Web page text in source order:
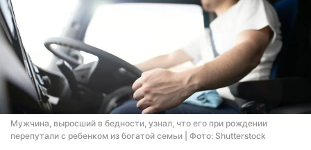
Мужчина, выросший в бедности, узнал, что его при рождении
перепутали с ребенком из богатой семьи | Фото: Shutterstock